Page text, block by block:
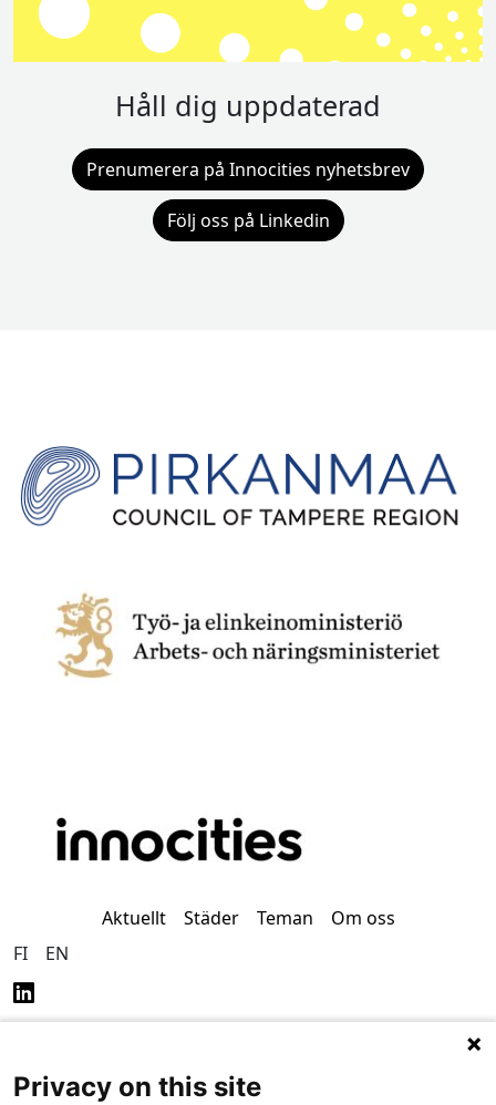
Håll dig uppdaterad
Prenumerera på Innocities nyhetsbrev
Följ oss på Linkedin
Aktuellt Städer Teman
Om oss
FI
EN
Privacy on this site